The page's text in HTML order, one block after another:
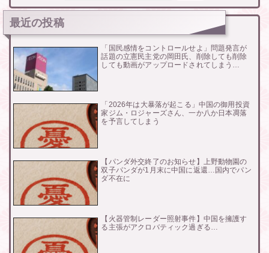
最近の投稿
「国民感情をコントロールせよ」問題発言が
話題の立憲民主党の岡田氏、削除しても削除
しても動画がアップロードされてしまう…
「2026年は大暴落が起こる」中国の御用投資
家ジム・ロジャーズさん、一か八か日本凋落
を予言してしまう
【パンダ外交終了のお知らせ】上野動物園の
双子パンダが1月末に中国に返還…国内でパン
ダ不在に
【火器管制レーダー照射事件】中国を擁護す
る主張がアクロバティック過ぎる…